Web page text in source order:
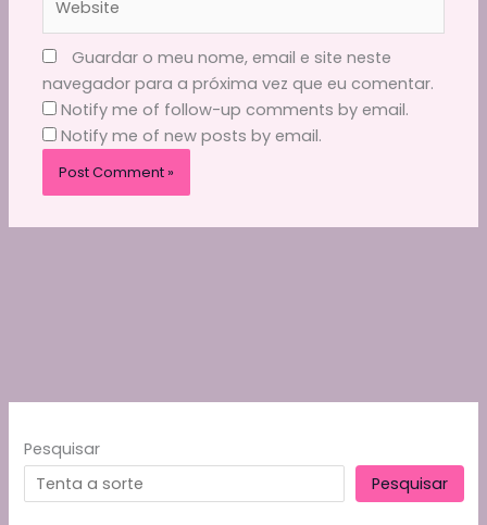
Guardar o meu nome, email e site neste
navegador para a próxima vez que eu comentar.
Notify me of follow-up comments by email.
Notify me of new posts by email.
Pesquisar
Pesquisar